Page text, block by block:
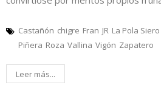
Castañón chigre Fran JR La Pola Siero
Piñera Roza Vallina Vigón Zapatero
Leer más...